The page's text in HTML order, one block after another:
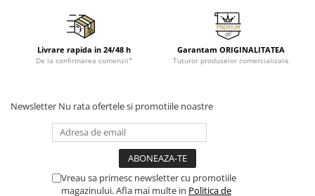
Livrare rapida in 24/48 h
De la confirmarea comenzii*
Garantam ORIGINALITATEA
Tuturor produselor comercializate
Newsletter Nu rata ofertele si promotiile noastre
Vreau sa primesc newsletter cu promotiile
magazinului. Afla mai multe in Politica de